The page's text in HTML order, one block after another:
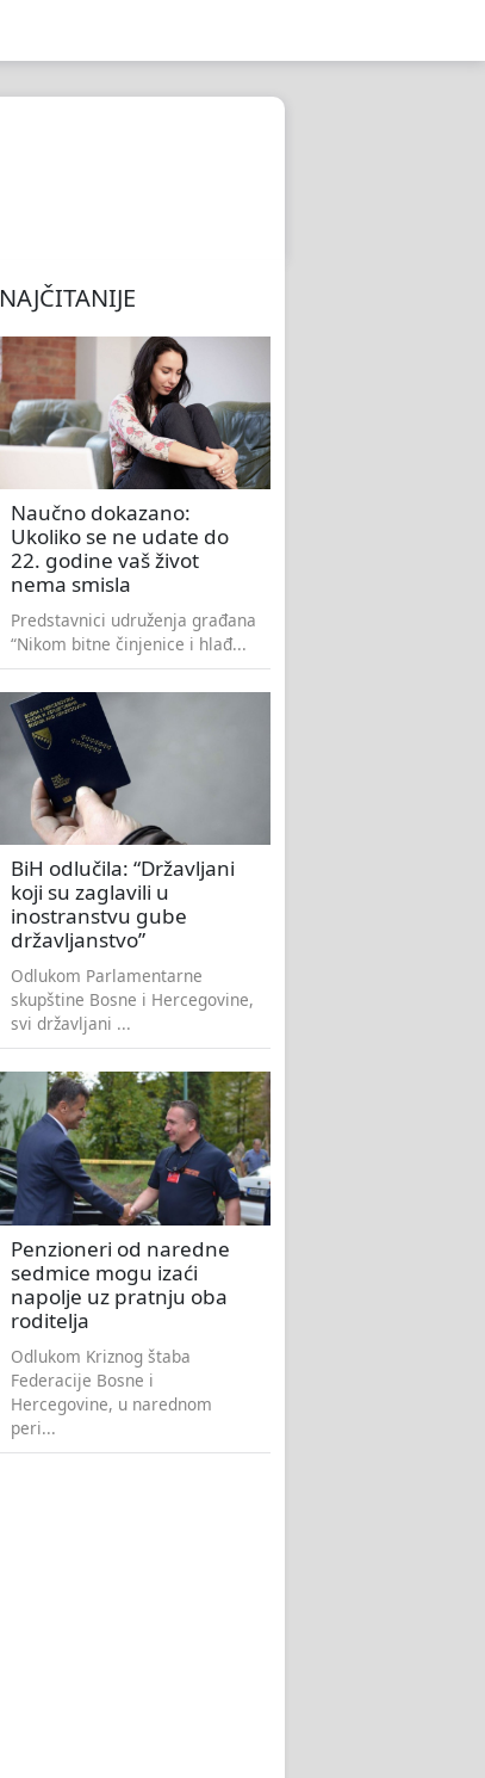
NAJČITANIJE
Naučno dokazano:
Ukoliko se ne udate do
22. godine vaš život
nema smisla
Predstavnici udruženja građana
“Nikom bitne činjenice i hlađ...
BiH odlučila: “Državljani
koji su zaglavili u
inostranstvu gube
državljanstvo”
Odlukom Parlamentarne
skupštine Bosne i Hercegovine,
svi državljani ...
Penzioneri od naredne
sedmice mogu izaći
napolje uz pratnju oba
roditelja
Odlukom Kriznog štaba
Federacije Bosne i
Hercegovine, u narednom
peri...